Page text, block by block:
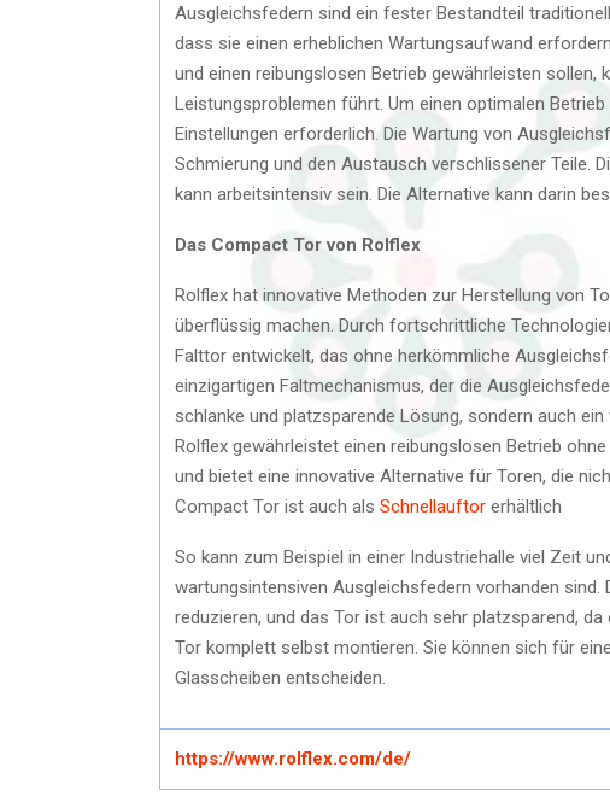
Ausgleichsfedern sind ein fester Bestandteil
dass sie einen erheblichen Wartungsaufwand
und einen reibungslosen Betrieb gewährleisten
Leistungsproblemen führt. Um einen optimalen
Einstellungen erforderlich. Die Wartung von
Schmierung und den Austausch verschlissener Teile.
kann arbeitsintensiv sein. Die Alternative kann darin
Das Compact Tor von Rolflex
Rolflex hat innovative Methoden zur Herstellung von
überflüssig machen. Durch fortschrittliche
Falttor entwickelt, das ohne herkömmliche
einzigartigen Faltmechanismus, der die
schlanke und platzsparende Lösung, sondern auch
Rolflex gewährleistet einen reibungslosen Betrieb
und bietet eine innovative Alternative für Toren, die
Compact Tor ist auch als Schnellauftor erhältlich
So kann zum Beispiel in einer Industriehalle viel Zeit
wartungsintensiven Ausgleichsfedern vorhanden
reduzieren, und das Tor ist auch sehr platzsparend,
Tor komplett selbst montieren. Sie können sich für
Glasscheiben entscheiden.
https://www.rolflex.com/de/